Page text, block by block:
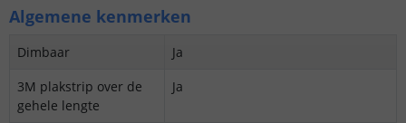
Algemene kenmerken
Dimbaar
Ja
3M plakstrip over de
gehele lengte
Ja